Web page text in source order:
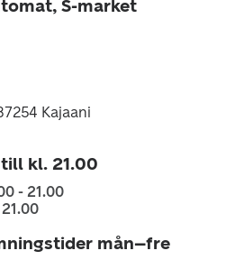
S-market
Kajaani
kl. 21.00
- 21.00
mån–fre